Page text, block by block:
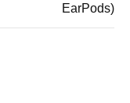
EarPods)